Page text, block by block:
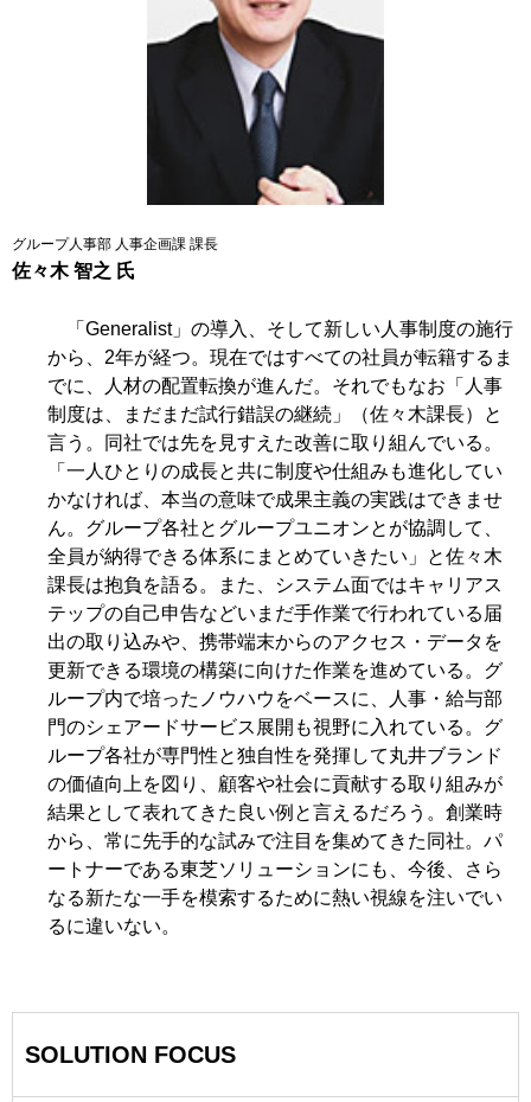
グループ人事部 人事企画課 課長
佐々木 智之 氏
「Generalist」の導入、そして新しい人事制度の施行
から、2年が経つ。現在ではすべての社員が転籍するま
でに、人材の配置転換が進んだ。それでもなお「人事
制度は、まだまだ試行錯誤の継続」（佐々木課長）と
言う。同社では先を見すえた改善に取り組んでいる。
「一人ひとりの成長と共に制度や仕組みも進化してい
かなければ、本当の意味で成果主義の実践はできませ
ん。グループ各社とグループユニオンとが協調して、
全員が納得できる体系にまとめていきたい」と佐々木
課長は抱負を語る。また、システム面ではキャリアス
テップの自己申告などいまだ手作業で行われている届
出の取り込みや、携帯端末からのアクセス・データを
更新できる環境の構築に向けた作業を進めている。グ
ループ内で培ったノウハウをベースに、人事・給与部
門のシェアードサービス展開も視野に入れている。グ
ループ各社が専門性と独自性を発揮して丸井ブランド
の価値向上を図り、顧客や社会に貢献する取り組みが
結果として表れてきた良い例と言えるだろう。創業時
から、常に先手的な試みで注目を集めてきた同社。パ
ートナーである東芝ソリューションにも、今後、さら
なる新たな一手を模索するために熱い視線を注いでい
るに違いない。
SOLUTION FOCUS